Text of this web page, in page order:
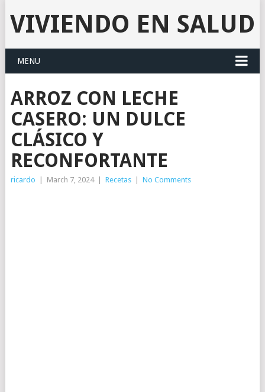
VIVIENDO EN SALUD
MENU
ARROZ CON LECHE
CASERO: UN DULCE
CLÁSICO Y
RECONFORTANTE
ricardo March 7, 2024 Recetas No Comments